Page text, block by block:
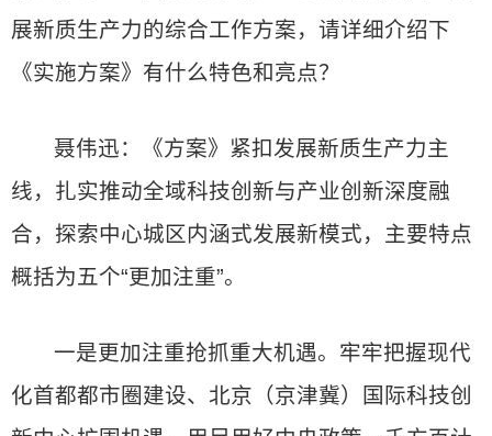
展新质生产力的综合工作方案，请详细介绍下
《实施方案》有什么特色和亮点？
聂伟迅：《方案》紧扣发展新质生产力主
线，扎实推动全域科技创新与产业创新深度融
合，探索中心城区内涵式发展新模式，主要特点
概括为五个“更加注重”。
一是更加注重抢抓重大机遇。牢牢把握现代
化首都都市圈建设、北京（京津冀）国际科技创